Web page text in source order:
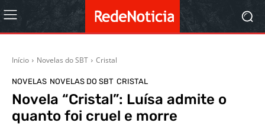
Início Novelas do SBT Cristal
NOVELAS NOVELAS DO SBT CRISTAL
Novela “Cristal”: Luísa admite o
quanto foi cruel e morre